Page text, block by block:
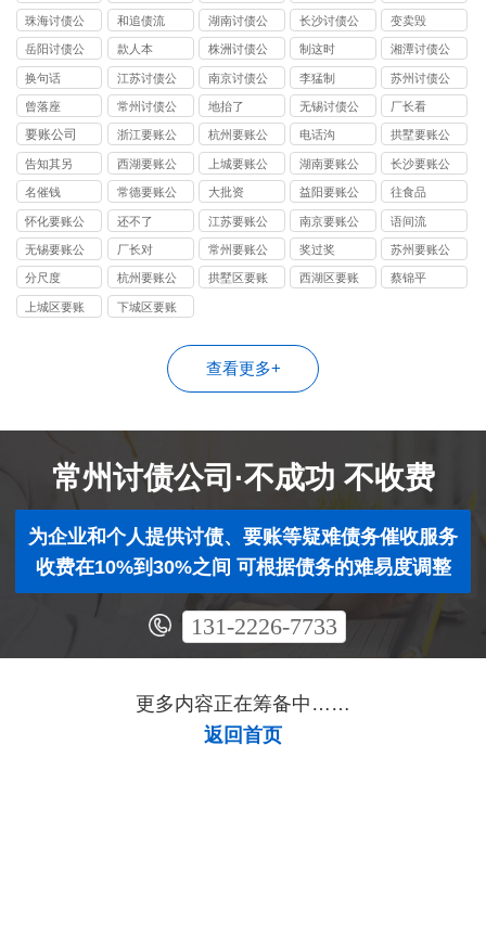
司
司
司
司
珠海讨债公
司
和追债流
湖南讨债公
司
长沙讨债公
司
变卖毁
岳阳讨债公
司
款人本
株洲讨债公
司
制这时
湘潭讨债公
司
换句话
江苏讨债公
司
南京讨债公
司
李猛制
苏州讨债公
司
曾落座
常州讨债公
司
地抬了
无锡讨债公
司
厂长看
要账公司
浙江要账公
司
杭州要账公
司
电话沟
拱墅要账公
司
告知其另
西湖要账公
司
上城要账公
司
湖南要账公
司
长沙要账公
司
名催钱
常德要账公
司
大批资
益阳要账公
司
往食品
怀化要账公
司
还不了
江苏要账公
司
南京要账公
司
语间流
无锡要账公
司
厂长对
常州要账公
司
奖过奖
苏州要账公
司
分尺度
杭州要账公
司
拱墅区要账
西湖区要账
蔡锦平
上城区要账
下城区要账
查看更多+
常州讨债公司·不成功 不收费
为企业和个人提供讨债、要账等疑难债务催收服务
收费在10%到30%之间 可根据债务的难易度调整
131-2226-7733
更多内容正在筹备中……
返回首页